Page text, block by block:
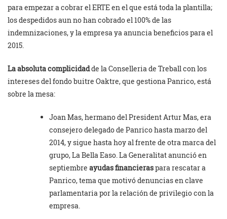
para empezar a cobrar el ERTE en el que está toda la plantilla;
los despedidos aun no han cobrado el 100% de las
indemnizaciones, y la empresa ya anuncia beneficios para el
2015.
La absoluta complicidadde la Conselleria de Treball con los
intereses del fondo buitre Oaktre, que gestiona Panrico, está
sobre la mesa:
Joan Mas, hermano del President Artur Mas, era
consejero delegado de Panrico hasta marzo del
2014, y sigue hasta hoy al frente de otra marca del
grupo, La Bella Easo. La Generalitat anunció en
septiembre ayudas financieraspara rescatar a
Panrico, tema que motivó denuncias en clave
parlamentaria por la relación de privilegio con la
empresa.